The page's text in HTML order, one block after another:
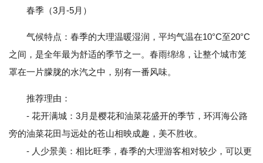
春季（3月-5月）
气候特点：春季的大理温暖湿润，平均气温在10°C至20°C
之间，是全年最为舒适的季节之一。春雨绵绵，让整个城市笼
罩在一片朦胧的水汽之中，别有一番风味。
推荐理由：
- 花开满城：3月是樱花和油菜花盛开的季节，环洱海公路
旁的油菜花田与远处的苍山相映成趣，美不胜收。
- 人少景美：相比旺季，春季的大理游客相对较少，可以更